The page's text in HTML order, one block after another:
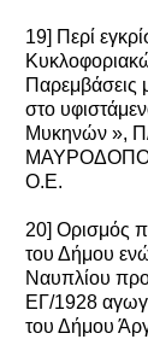
19] Περί
Παρεμβάσεις
στο
Μυκηνών »,
Ο.Ε.
20] Ορισμός
του Δήμου
Ναυπλίου
ΕΓ/1928
του Δήμου